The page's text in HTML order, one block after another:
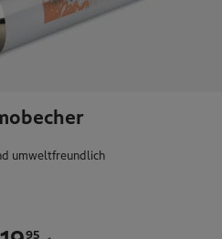
umweltfreundlich
95